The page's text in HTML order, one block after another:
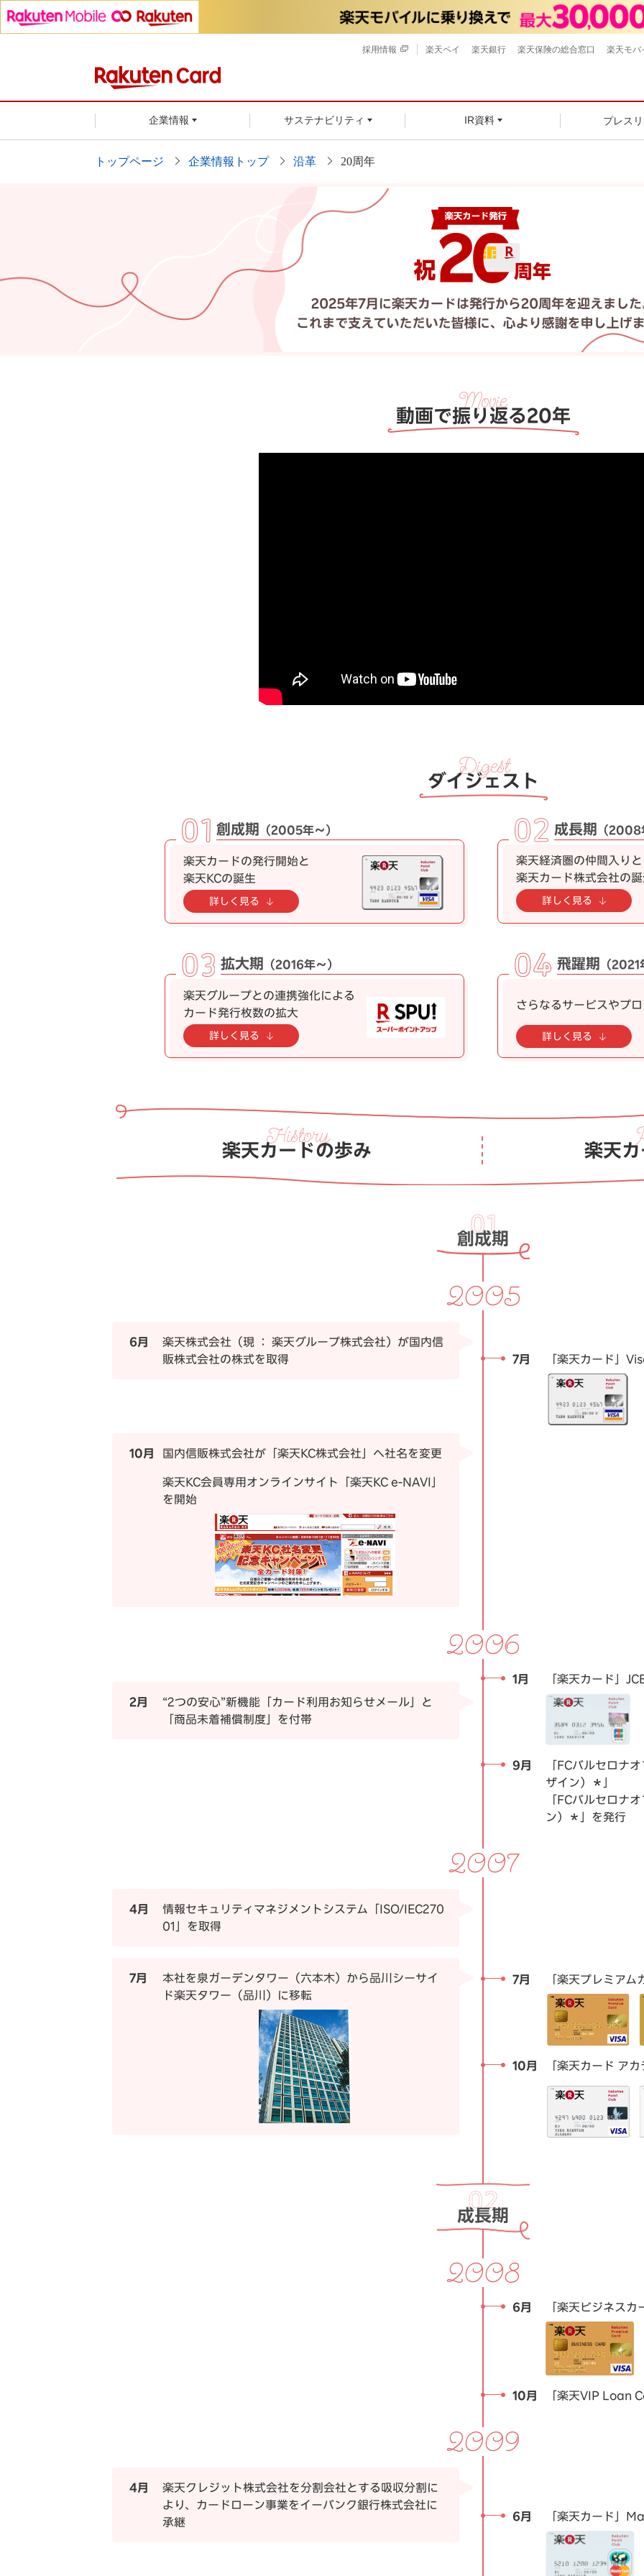
採用情報 楽天ペイ 楽天銀行 楽天保険の総合窓口 楽天モバ
企業情報 サステナビリティ IR資料 プレス
トップページ 企業情報トップ 沿革 20周年
動画で振り返る20年
ダイジェスト
創成期 （2005年～）
楽天カードの発行開始と
楽天KCの誕生
詳しく見る
成長期 （2008
楽天経済圏の仲間入りと
楽天カード株式会社の誕
詳しく見る
拡大期 （2016年～）
楽天グループとの連携強化による
カード発行枚数の拡大
詳しく見る
飛躍期 （2021
さらなるサービスやプ
詳しく見る
楽天カードの歩み 楽天
創成期
2005
6月
楽天株式会社（現 ： 楽天グループ株式会社）が国内信
販株式会社の株式を取得
10月 国内信販株式会社が「楽天KC株式会社」へ社名を変更
楽天KC会員専用オンラインサイト「楽天KC e-NAVI」
を開始
7月 「楽天カード」
2006
2月
“2つの安心”新機能「カード利用お知らせメール」と
「商品未着補償制度」を付帯
1月 「楽天カード」
9月
「FCバルセロナ
ザイン）＊」
「FCバルセロナ
ン）＊」を発行
2007
4月
情報セキュリティマネジメントシステム「ISO/IEC270
01」を取得
7月
本社を泉ガーデンタワー（六本木）から品川シーサイ
ド楽天タワー（品川）に移転
7月 「楽天プレミアム
10月 「楽天カード ア
成長期
2008
6月 「楽天ビジネスカ
10月 「楽天VIP Loan
2009
4月
楽天クレジット株式会社を分割会社とする吸収分割に
より、カードローン事業をイーバンク銀行株式会社に
承継
6月 「楽天カード」